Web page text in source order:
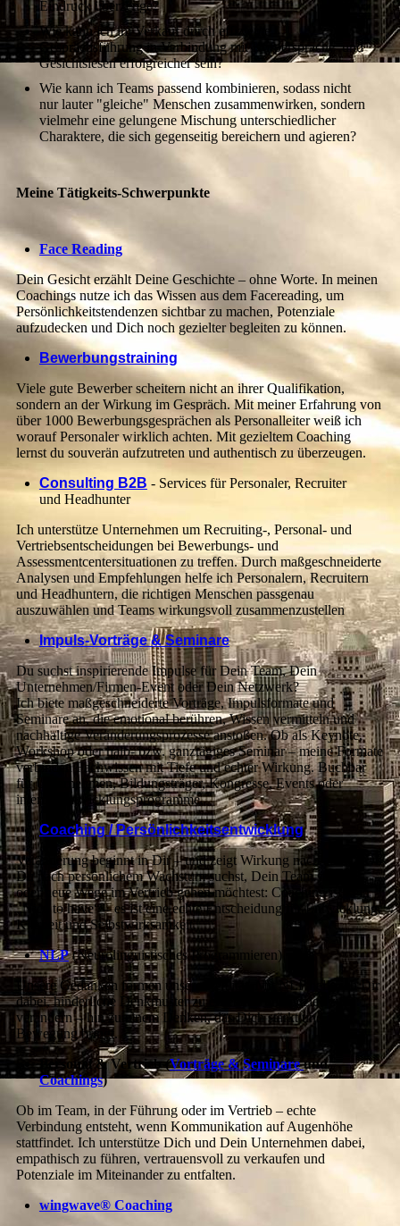
Eindruck überzeuge?
Wie kann ich im Verkauf durch effiziente
Gesprächsführung in Verbindung mit Körpersprache und
Gesichtslesen erfolgreicher sein?
Wie kann ich Teams passend kombinieren, sodass nicht
nur lauter "gleiche" Menschen zusammenwirken, sondern
vielmehr eine gelungene Mischung unterschiedlicher
Charaktere, die sich gegenseitig bereichern und agieren?
Meine Tätigkeits-Schwerpunkte
Face Reading
Dein Gesicht erzählt Deine Geschichte – ohne Worte. In meinen
Coachings nutze ich das Wissen aus dem Facereading, um
Persönlichkeitstendenzen sichtbar zu machen, Potenziale
aufzudecken und Dich noch gezielter begleiten zu können.
Bewerbungstraining
Viele gute Bewerber scheitern nicht an ihrer Qualifikation,
sondern an der Wirkung im Gespräch. Mit meiner Erfahrung von
über 1000 Bewerbungsgesprächen als Personalleiter weiß ich
worauf Personaler wirklich achten. Mit gezieltem Coaching
lernst du souverän aufzutreten und authentisch zu überzeugen.
Consulting B2B - Services für Personaler, Recruiter
und Headhunter
Ich unterstütze Unternehmen um Recruiting-, Personal- und
Vertriebsentscheidungen bei Bewerbungs- und
Assessmentcentersituationen zu treffen. Durch maßgeschneiderte
Analysen und Empfehlungen helfe ich Personalern, Recruitern
und Headhuntern, die richtigen Menschen passgenau
auszuwählen und Teams wirkungsvoll zusammenzustellen
Impuls-Vorträge & Seminare
Du suchst inspirierende Impulse für Dein Team, Dein
Unternehmen/Firmen-Event oder Dein Netzwerk?
Ich biete maßgeschneiderte Vorträge, Impulsformate und
Seminare an, die emotional berühren, Wissen vermitteln und
nachhaltige Veränderungsprozesse anstoßen. Ob als Keynote,
Workshop oder halb- bzw. ganztägiges Seminar – meine Formate
verbinden Fachwissen mit Tiefe und echter Wirkung. Buchbar
für Unternehmen, Bildungsträger, Kongresse, Events oder
interne Entwicklungsprogramme.
Coaching / Persönlichkeitsentwicklung
Veränderung beginnt in Dir – und zeigt Wirkung nach außen. Ob
Du nach persönlichem Wachstum suchst, Dein Team stärken
oder neue Wege im Vertrieb gehen möchtest: Coaching ist kein
„Nice to have“ – es ist eine echte Entscheidung für Entwicklung,
Klarheit und Selbstwirksamkeit.
NLP(Neurolinguistisches Programmieren)
Unsere Gedanken formen unsere Realität. Mit NLP helfe ich Dir
dabei, hinderliche Denkmuster zu erkennen und gezielt zu
verändern – hin zu einem Denken, das Dich stärkt und in
Bewegung bringt.
Personal & Vertrieb (Vorträge & Seminareund
Coachings)
Ob im Team, in der Führung oder im Vertrieb – echte
Verbindung entsteht, wenn Kommunikation auf Augenhöhe
stattfindet. Ich unterstütze Dich und Dein Unternehmen dabei,
empathisch zu führen, vertrauensvoll zu verkaufen und
Potenziale im Miteinander zu entfalten.
wingwave® Coaching